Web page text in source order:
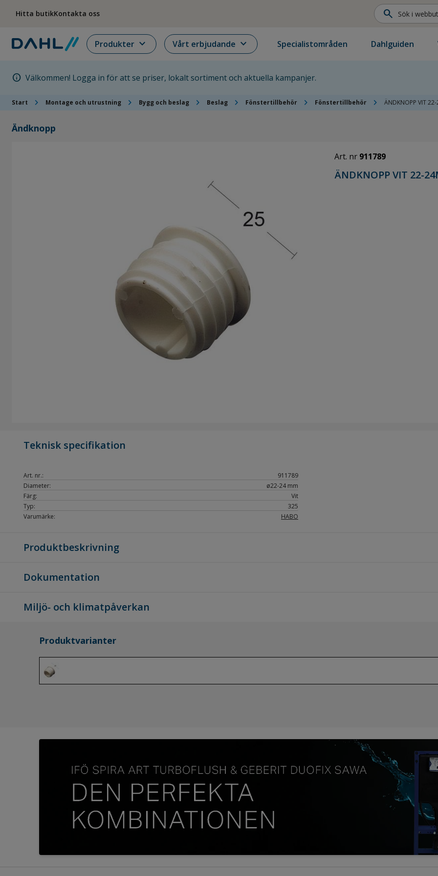
Hitta butikKontakta oss search
Produkter expand_more Vårt erbjudande expand_more Specialistområden Dahlguiden
info Välkommen! Logga in för att se priser, lokalt sortiment och aktuella kampanjer.
Start chevron_right Montage och utrustning chevron_right Bygg och beslag chevron_right Beslag chevron_right Fönstertillbehör chevron_right Fönstertillbehör chevron_right ÄNDKNOPP VIT
Ändknopp
Art. nr 911789
ÄNDKNOPP VIT 22-
Teknisk specifikation
Art. nr.:
911789
Diameter:
ø22-24 mm
Färg:
Vit
Typ:
325
Varumärke:
HABO
Produktbeskrivning
Dokumentation
Miljö- och klimatpåverkan
Produktvarianter